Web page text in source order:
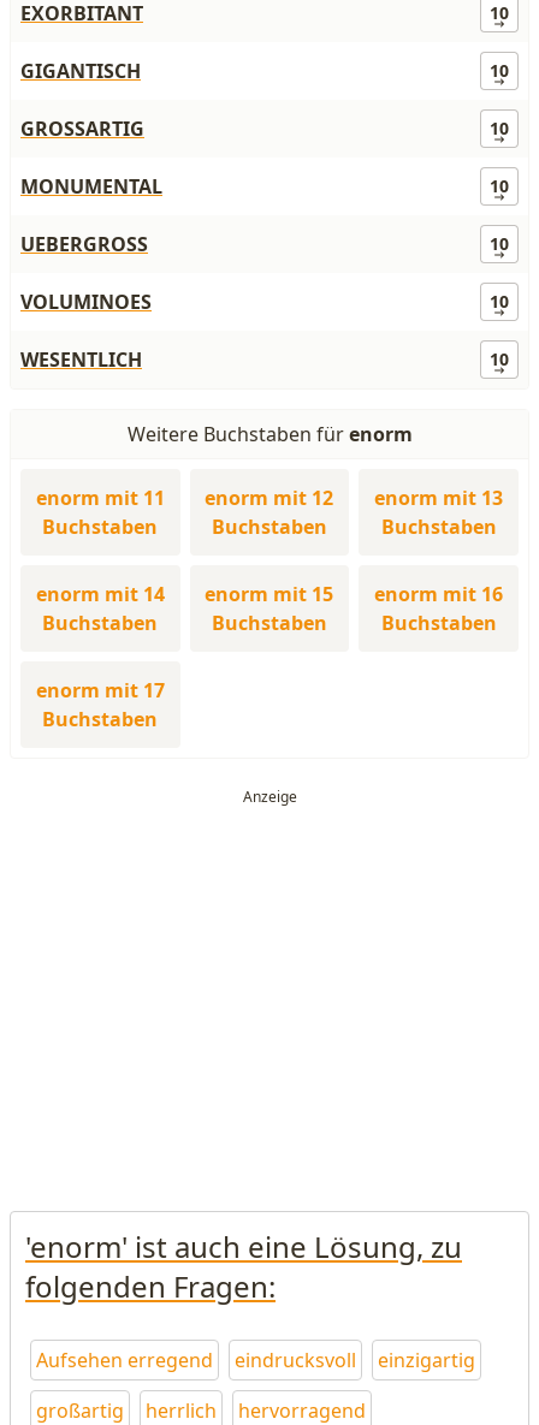
EXORBITANT 10
GIGANTISCH 10
GROSSARTIG 10
MONUMENTAL 10
UEBERGROSS 10
VOLUMINOES 10
WESENTLICH 10
Weitere Buchstaben fürenorm
enorm mit 11
Buchstaben
enorm mit 12
Buchstaben
enorm mit 13
Buchstaben
enorm mit 14
Buchstaben
enorm mit 15
Buchstaben
enorm mit 16
Buchstaben
enorm mit 17
Buchstaben
'enorm' ist auch eine Lösung, zu
folgenden Fragen:
Aufsehen erregend eindrucksvoll
einzigartig
großartig
herrlich
hervorragend